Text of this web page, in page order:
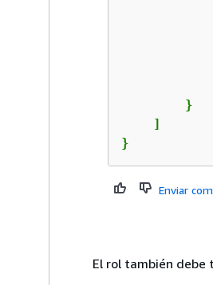
        }
    ]
}
Enviar
El rol también debe